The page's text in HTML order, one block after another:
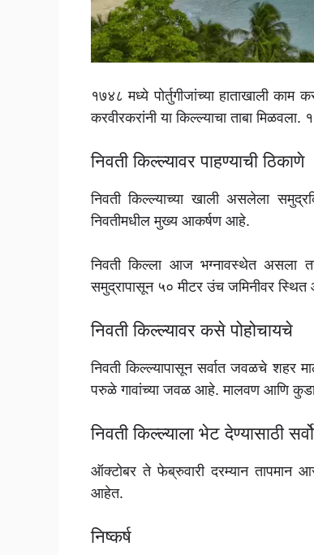
१७४८ मध्ये पोर्तुगीजांच्या हाताखाली काम
करवीरकरांनी या किल्ल्याचा ताबा
निवती किल्ल्यावर पाहण्याची ठिकाणे
निवती किल्ल्याच्या खाली असलेला
निवतीमधील मुख्य आकर्षण आहे.
निवती किल्ला आज भग्नावस्थेत असला
समुद्रापासून ५० मीटर उंच जमिनीवर
निवती किल्ल्यावर कसे पोहोचायचे
निवती किल्ल्यापासून सर्वात जवळचे शहर
परुळे गावांच्या जवळ आहे. मालवण आणि
निवती किल्ल्याला भेट देण्यासाठी
ऑक्टोबर ते फेब्रुवारी दरम्यान तापमान
आहेत.
निष्कर्ष